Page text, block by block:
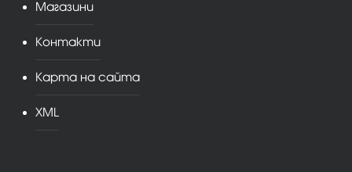
Магазини
Контакти
Карта на сайта
XML